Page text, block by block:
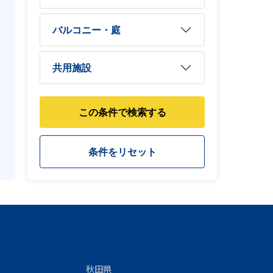
バルコニー・庭
共用施設
秋田県